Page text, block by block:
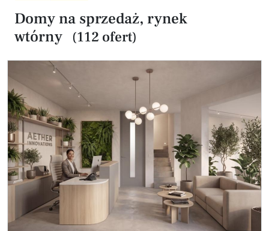
Domy na sprzedaż, rynek
wtórny (112 ofert)